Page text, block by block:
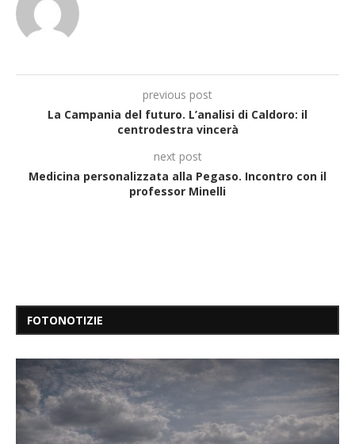
previous post
La Campania del futuro. L’analisi di Caldoro: il
centrodestra vincerà
next post
Medicina personalizzata alla Pegaso. Incontro con il
professor Minelli
FOTONOTIZIE